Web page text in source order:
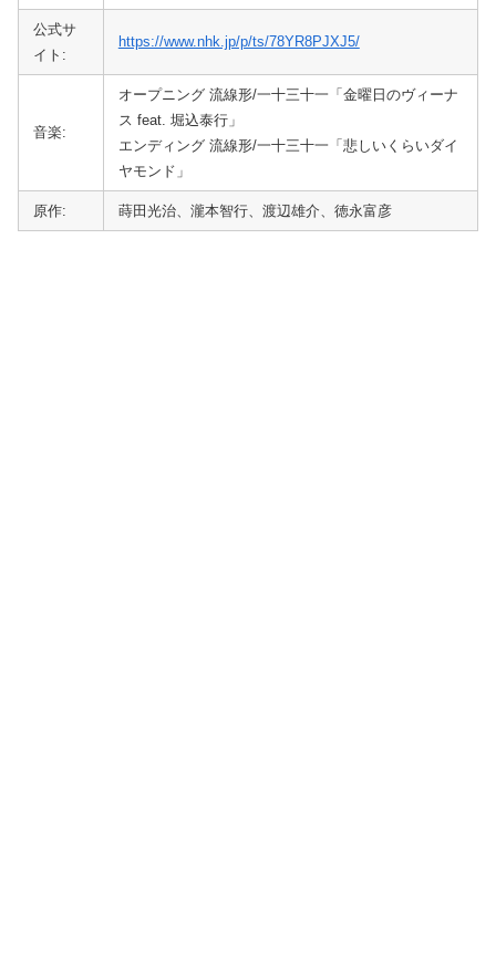
公式サ
イト:
https://www.nhk.jp/p/ts/78YR8PJXJ5/
音楽:
オープニング 流線形/一十三十一「金曜日のヴィーナ
ス feat. 堀込泰行」
エンディング 流線形/一十三十一「悲しいくらいダイ
ヤモンド」
原作: 蒔田光治、瀧本智行、渡辺雄介、徳永富彦